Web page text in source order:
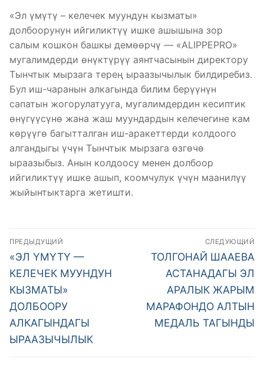
«Эл үмүтү – келечек муундун кызматы»
долбоорунун ийгиликтүү ишке ашышына зор
салым кошкон башкы демөөрчү — «ALIPPEPRO»
мугалимдерди өнүктүрүү аянтчасынын директору
Тынчтык мырзага терең ыраазычылык билдиребиз.
Бул иш-чаранын алкагында билим берүүнүн
сапатын жогорулатууга, мугалимдердин кесиптик
өнүгүүсүнө жана жаш муундардын келечегине кам
көрүүгө багытталган иш-аракеттерди колдоого
алгандыгы үчүн Тынчтык мырзага өзгөчө
ыраазыбыз. Анын колдоосу менен долбоор
ийгиликтүү ишке ашып, коомчулук үчүн маанилүү
жыйынтыктарга жетишти.
Навигация
по
записям
ПРЕДЫДУЩИЙ
Предыдущая
запись:
«ЭЛ ҮМҮТҮ —
КЕЛЕЧЕК МУУНДУН
КЫЗМАТЫ»
ДОЛБООРУ
АЛКАГЫНДАГЫ
ЫРААЗЫЧЫЛЫК
СЛЕДУЮЩИЙ
Следующая
запись:
ТОЛГОНАЙ ШААЕВА
АСТАНАДАГЫ ЭЛ
АРАЛЫК ЖАРЫМ
МАРАФОНДО АЛТЫН
МЕДАЛЬ ТАГЫНДЫ